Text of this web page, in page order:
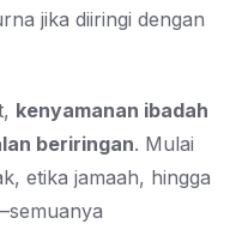
jika diiringi dengan
kenyamanan ibadah
beriringan. Mulai
etika jamaah, hingga